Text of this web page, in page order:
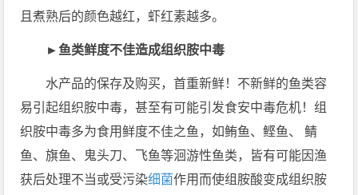
且煮熟后的颜色越红，虾红素越多。
►鱼类鲜度不佳造成组织胺中毒
水产品的保存及购买，首重新鲜！不新鲜的鱼类容
易引起组织胺中毒，甚至有可能引发食安中毒危机！组
织胺中毒多为食用鲜度不佳之鱼，如鲔鱼、鲣鱼、 鲭
鱼、旗鱼、鬼头刀、飞鱼等洄游性鱼类，皆有可能因渔
获后处理不当或受污染细菌作用而使组胺酸变成组织胺